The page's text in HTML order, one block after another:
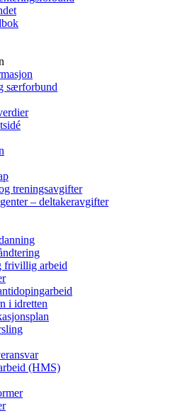
særforbund
treningsavgifter
– deltakeravgifter
frivillig arbeid
i idretten
(HMS)